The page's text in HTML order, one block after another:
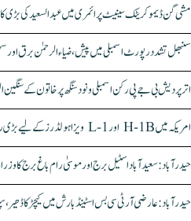
مشی گن ڈیموکریٹک سینیٹ پرائمری میں عبدالسعید کی بڑی
سنبھل تشدد رپورٹ اسمبلی میں پیش، ضیاء الرحمٰن برق اور
اتر پردیش بی جے پی رکن اسمبلی ونود سنگھ پر خاتون کے سنگین
امریکہ میں H-1B اور L-1 ویزا ہولڈرز کے لیے بڑی راحت، اب ملک چھوڑے بغیر ویزا تجدید ممکن
حیدرآباد: سعیدآباد اسٹیل برج اور موسیٰ رام باغ برج کا
حیدرآباد: عارضی آر ٹی سی بس اسٹینڈ بارش میں کیچڑ کا